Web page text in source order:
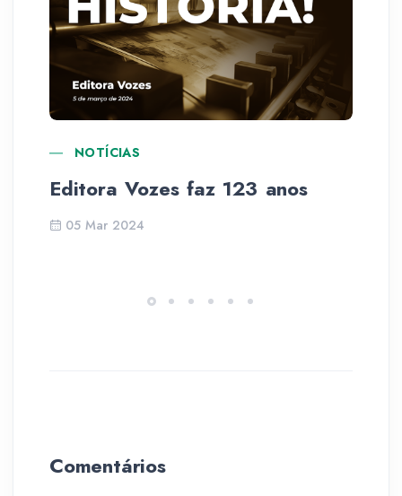
NOTÍCIAS
Editora Vozes faz 123 anos
05 Mar 2024
Comentários